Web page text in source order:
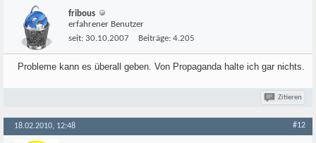
fribous
erfahrener Benutzer
seit: 30.10.2007 Beiträge: 4.205
Probleme kann es überall geben. Von Propaganda halte ich gar nichts.
Zitieren
18.02.2010, 12:48 #12